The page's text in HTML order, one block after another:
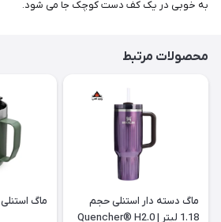
به خوبی در یک کف دست کوچک جا می شود.
محصولات مرتبط
ماگ دسته دار استنلی حجم
1.18 لیتر | Quencher® H2.0
ماگ استنلی 0.23 لیتر